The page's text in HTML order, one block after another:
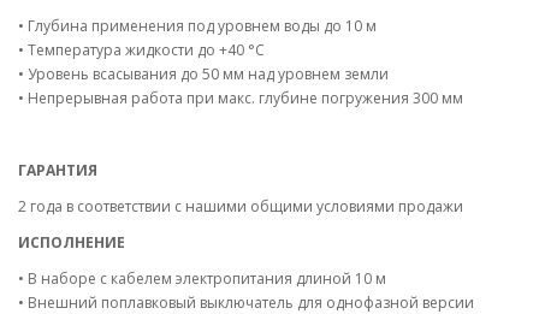
• Глубина применения под уровнем воды до 10 м
• Температура жидкости до +40 °C
• Уровень всасывания до 50 мм над уровнем земли
• Непрерывная работа при макс. глубине погружения 300 мм
ГАРАНТИЯ
2 года в соответствии с нашими общими условиями продажи
ИСПОЛНЕНИЕ
• В наборе с кабелем электропитания длиной 10 м
• Внешний поплавковый выключатель для однофазной версии